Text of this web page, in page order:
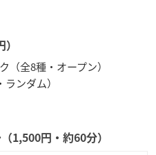
（全8種・オープン）
ンダム）
1,500円・約60分）